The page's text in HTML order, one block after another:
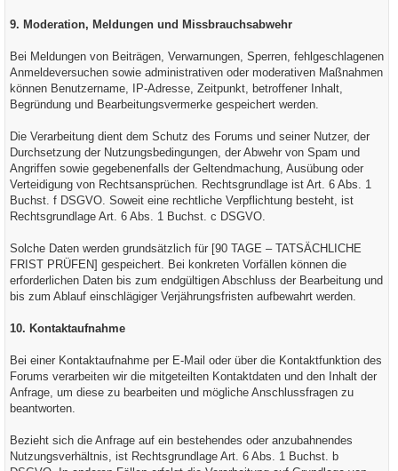
9. Moderation, Meldungen und Missbrauchsabwehr
Bei Meldungen von Beiträgen, Verwarnungen, Sperren, fehlgeschlagenen
Anmeldeversuchen sowie administrativen oder moderativen Maßnahmen
können Benutzername, IP-Adresse, Zeitpunkt, betroffener Inhalt,
Begründung und Bearbeitungsvermerke gespeichert werden.
Die Verarbeitung dient dem Schutz des Forums und seiner Nutzer, der
Durchsetzung der Nutzungsbedingungen, der Abwehr von Spam und
Angriffen sowie gegebenenfalls der Geltendmachung, Ausübung oder
Verteidigung von Rechtsansprüchen. Rechtsgrundlage ist Art. 6 Abs. 1
Buchst. f DSGVO. Soweit eine rechtliche Verpflichtung besteht, ist
Rechtsgrundlage Art. 6 Abs. 1 Buchst. c DSGVO.
Solche Daten werden grundsätzlich für [90 TAGE – TATSÄCHLICHE
FRIST PRÜFEN] gespeichert. Bei konkreten Vorfällen können die
erforderlichen Daten bis zum endgültigen Abschluss der Bearbeitung und
bis zum Ablauf einschlägiger Verjährungsfristen aufbewahrt werden.
10. Kontaktaufnahme
Bei einer Kontaktaufnahme per E-Mail oder über die Kontaktfunktion des
Forums verarbeiten wir die mitgeteilten Kontaktdaten und den Inhalt der
Anfrage, um diese zu bearbeiten und mögliche Anschlussfragen zu
beantworten.
Bezieht sich die Anfrage auf ein bestehendes oder anzubahnendes
Nutzungsverhältnis, ist Rechtsgrundlage Art. 6 Abs. 1 Buchst. b